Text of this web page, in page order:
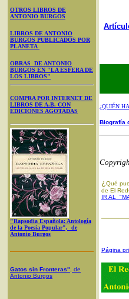
OTROS LIBROS DE
ANTONIO BURGOS
LIBROS DE ANTONIO
BURGOS PUBLICADOS POR
PLANETA
OBRAS DE ANTONIO
BURGOS EN "LA ESFERA DE
LOS LIBROS"
COMPRA POR INTERNET DE
LIBROS DE A.B. CON
EDICIONES AGOTADAS
"Rapsodia Española: Antología
de la Poesía Popular", de
Antonio Burgos
Gatos sin Fronteras" , de
Antonio Burgos
¿QUIÉN
Biografía
¿ Qué
de El
IR AL
Página